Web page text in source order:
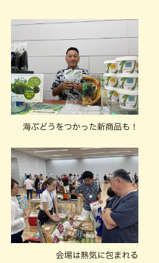
海ぶどうをつかった新商品も！
会場は熱気に包まれる